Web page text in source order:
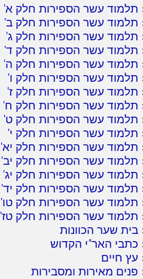
תלמוד עשר הספירות חלק א'
תלמוד עשר הספירות חלק ב'
תלמוד עשר הספירות חלק ג'
תלמוד עשר הספירות חלק ד'
תלמוד עשר הספירות חלק ה'
תלמוד עשר הספירות חלק ו'
תלמוד עשר הספירות חלק ז'
תלמוד עשר הספירות חלק ח'
תלמוד עשר הספירות חלק ט'
תלמוד עשר הספירות חלק י'
תלמוד עשר הספירות חלק יא'
תלמוד עשר הספירות חלק יב'
תלמוד עשר הספירות חלק יג'
תלמוד עשר הספירות חלק יד'
תלמוד עשר הספירות חלק טו'
תלמוד עשר הספירות חלק טז'
בית שער הכוונות
כתבי האר"י הקדוש
עץ חיים
פנים מאירות ומסבירות